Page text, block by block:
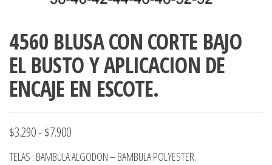
Gerber,
Chile.
4560 BLUSA CON CORTE BAJO
EL BUSTO Y APLICACION DE
ENCAJE EN ESCOTE.
$3.290- $7.900Rango
de
TELAS : BAMBULA ALGODON – BAMBULA POLYESTER.